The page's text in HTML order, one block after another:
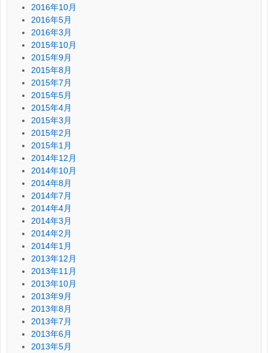
2016年10月
2016年5月
2016年3月
2015年10月
2015年9月
2015年8月
2015年7月
2015年5月
2015年4月
2015年3月
2015年2月
2015年1月
2014年12月
2014年10月
2014年8月
2014年7月
2014年4月
2014年3月
2014年2月
2014年1月
2013年12月
2013年11月
2013年10月
2013年9月
2013年8月
2013年7月
2013年6月
2013年5月